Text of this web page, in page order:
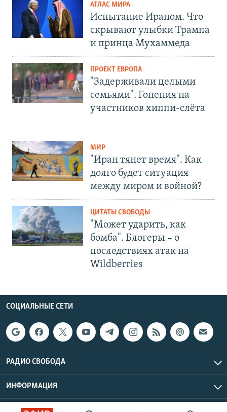
АТЛАС МИРА
Испытание Ираном. Что
скрывают улыбки Трампа
и принца Мухаммеда
ПРОЕКТ ЕВРОПА
"Задерживали целыми
семьями". Гонения на
участников хиппи-слёта
МИР
"Иран тянет время". Как
долго будет ситуация
между миром и войной?
ЦИТАТЫ СВОБОДЫ
"Может ударить, как
бомба". Блогеры – о
последствиях атак на
Wildberries
СОЦИАЛЬНЫЕ СЕТИ
РАДИО СВОБОДА
ИНФОРМАЦИЯ